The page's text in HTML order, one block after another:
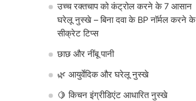
उच्च रक्तचाप को कंट्रोल करने के 7 आसान
घरेलू नुस्खे – बिना दवा के BP नॉर्मल करने के
सीक्रेट टिप्स
छाछ और नींबू पानी
🌿 आयुर्वेदिक और घरेलू नुस्खे
🍋 किचन इंग्रीडिएंट आधारित नुस्खे